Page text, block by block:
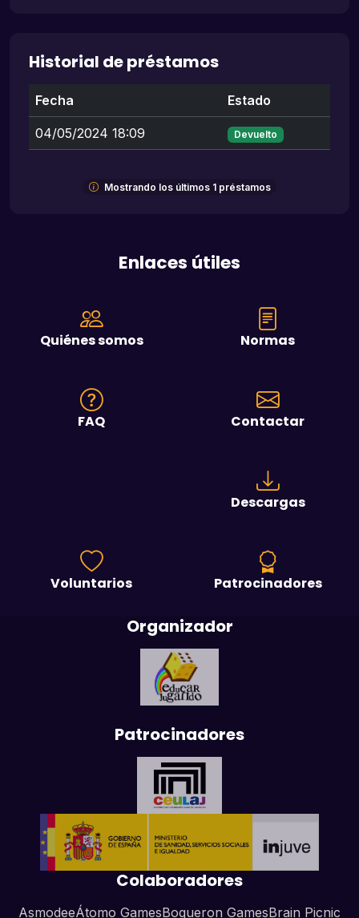
Historial de préstamos
Fecha Estado
04/05/2024 18:09 Devuelto
Mostrando los últimos 1 préstamos
Enlaces útiles
Quiénes somos Normas
FAQ Contactar
Descargas
Voluntarios Patrocinadores
Organizador
Patrocinadores
Colaboradores
AsmodeeÁtomo GamesBoqueron GamesBrain Picnic